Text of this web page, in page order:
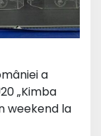
a
„Kimba
weekend la